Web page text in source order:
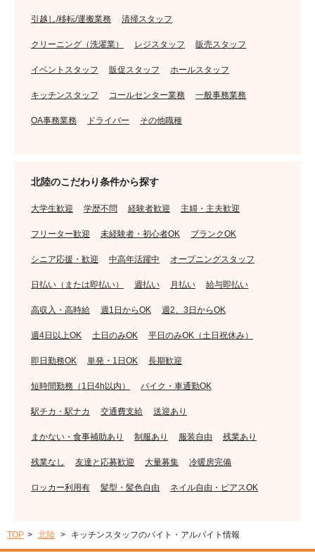
引越し/移転/運搬業務 清掃スタッフ
クリーニング（洗濯業） レジスタッフ 販売スタッフ
イベントスタッフ 販促スタッフ ホールスタッフ
キッチンスタッフ コールセンター業務 一般事務業務
OA事務業務 ドライバー その他職種
北陸のこだわり条件から探す
大学生歓迎 学歴不問 経験者歓迎 主婦・主夫歓迎
フリーター歓迎 未経験者・初心者OK ブランクOK
シニア応援・歓迎 中高年活躍中 オープニングスタッフ
日払い（または即払い） 週払い 月払い 給与即払い
高収入・高時給 週1日からOK 週2、3日からOK
週4日以上OK 土日のみOK 平日のみOK（土日祝休み）
即日勤務OK 単発・1日OK 長期歓迎
短時間勤務（1日4h以内） バイク・車通勤OK
駅チカ・駅ナカ 交通費支給 送迎あり
まかない・食事補助あり 制服あり 服装自由 残業あり
残業なし 友達と応募歓迎 大量募集 冷暖房完備
ロッカー利用有 髪型・髪色自由 ネイル自由・ピアスOK
TOP 北陸 キッチンスタッフのバイト・アルバイト情報